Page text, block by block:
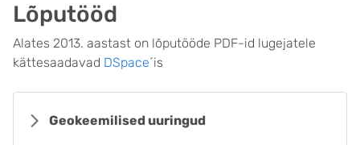
Lõputööd
Alates 2013. aastast on lõputööde PDF-id lugejatele
kättesaadavad DSpace´is
Geokeemilised uuringud